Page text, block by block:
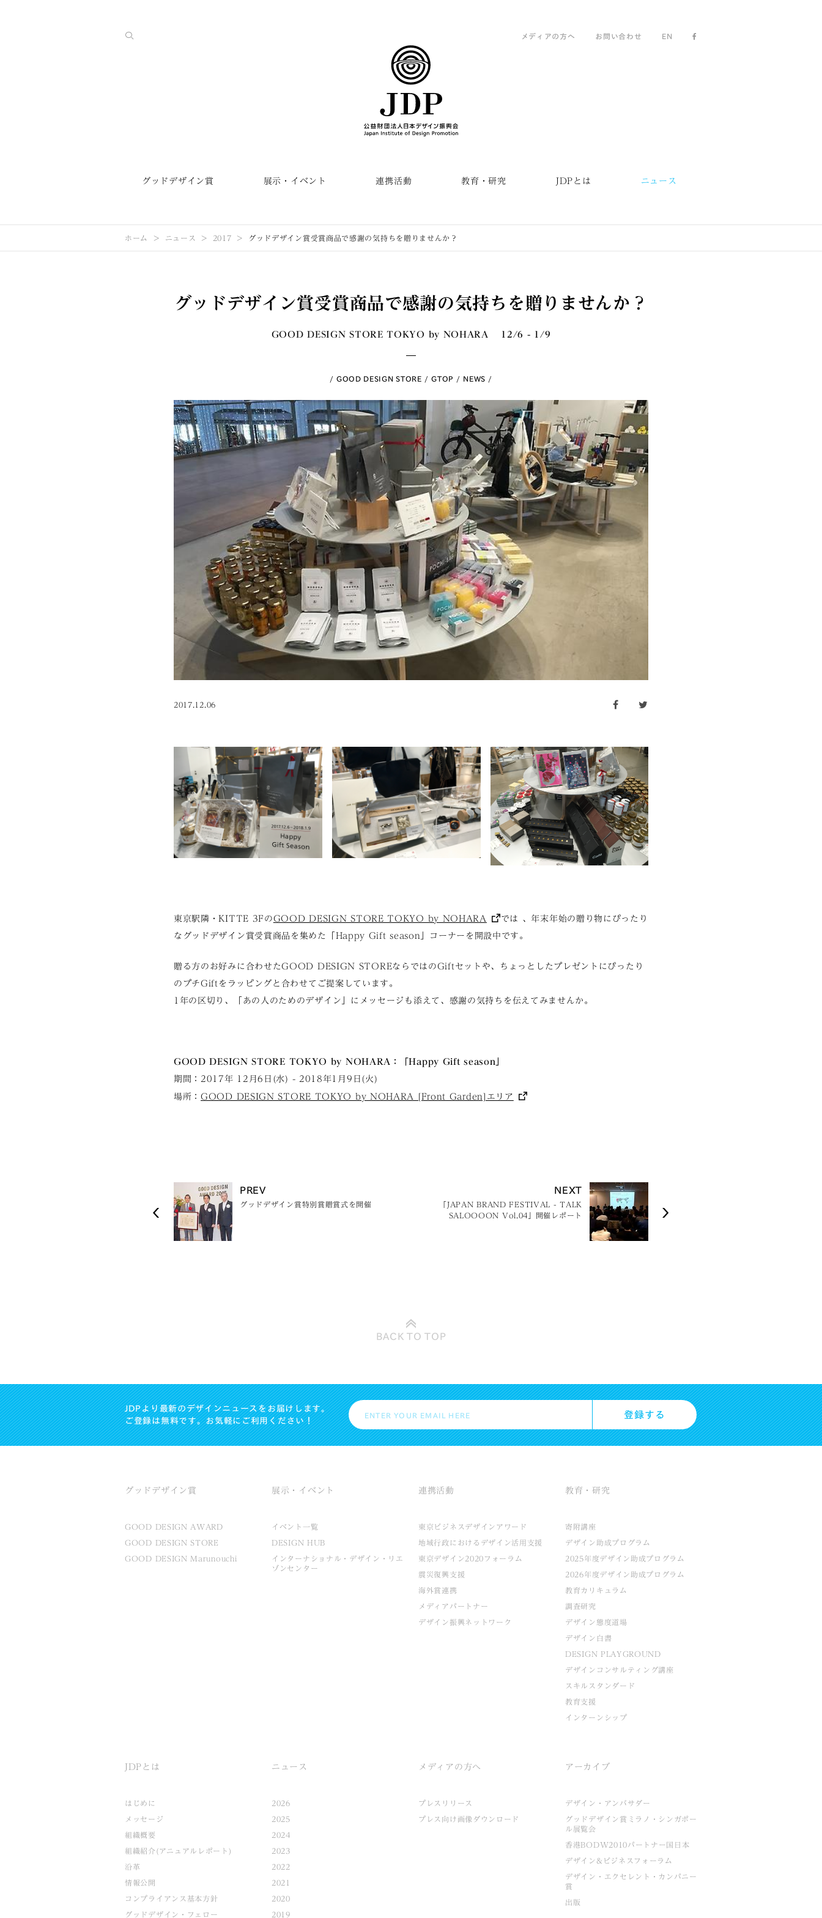
メディアの方へ お問い合わせ EN
グッドデザイン賞 展示・イベント 連携活動 教育・研究 JDPとは ニュース
ホーム ニュース 2017 グッドデザイン賞受賞商品で感謝の気持ちを贈りませんか？
グッドデザイン賞受賞商品で感謝の気持ちを贈りませんか？
GOOD DESIGN STORE TOKYO by NOHARA 12/6 - 1/9
GOOD DESIGN STORE GTOP NEWS
2017.12.06 facebook
東京駅隣・KITTE 3FのGOOD DESIGN STORE TOKYO by NOHARA
では 、年末年始の贈り物にぴったり
なグッドデザイン賞受賞商品を集めた「Happy Gift season」コーナーを開設中です。
贈る方のお好みに合わせたGOOD DESIGN STOREならではのGiftセットや、ちょっとしたプレゼントにぴったり
のプチGiftをラッピングと合わせてご提案しています。
1年の区切り、「あの人のためのデザイン」にメッセージも添えて、感謝の気持ちを伝えてみませんか。
GOOD DESIGN STORE TOKYO by NOHARA：「Happy Gift season」
期間：2017年 12月6日(水) - 2018年1月9日(火)
場所：GOOD DESIGN STORE TOKYO by NOHARA [Front Garden]エリア
PREV
グッドデザイン賞特別賞贈賞式を開催
NEXT
「JAPAN BRAND FESTIVAL - TALK
SALOOOON Vol.04」開催レポート
BACK TOTOP
JDPより最新のデザインニュースをお届けします。
ご登録は無料です。お気軽にご利用ください！
グッドデザイン賞
GOOD DESIGN AWARD
GOOD DESIGN STORE
GOOD DESIGN Marunouchi
展示・イベント
イベント一覧
DESIGN HUB
インターナショナル・デザイン・リエ
ゾンセンター
連携活動
東京ビジネスデザインアワード
地域行政におけるデザイン活用支援
東京デザイン2020フォーラム
震災復興支援
海外賞連携
メディアパートナー
デザイン振興ネットワーク
教育・研究
寄附講座
デザイン助成プログラム
2025年度デザイン助成プログラム
2026年度デザイン助成プログラム
教育カリキュラム
調査研究
デザイン態度道場
デザイン白書
DESIGN PLAYGROUND
デザインコンサルティング講座
スキルスタンダード
教育支援
インターンシップ
JDPとは
はじめに
メッセージ
組織概要
組織紹介(アニュアルレポート)
沿革
情報公開
コンプライアンス基本方針
グッドデザイン・フェロー
ニュース
2026
2025
2024
2023
2022
2021
2020
2019
メディアの方へ
プレスリリース
プレス向け画像ダウンロード
アーカイブ
デザイン・アンバサダー
グッドデザイン賞ミラノ・シンガポー
ル展覧会
香港BODW2010パートナー国日本
デザイン&ビジネスフォーラム
デザイン・エクセレント・カンパニー
賞
出版